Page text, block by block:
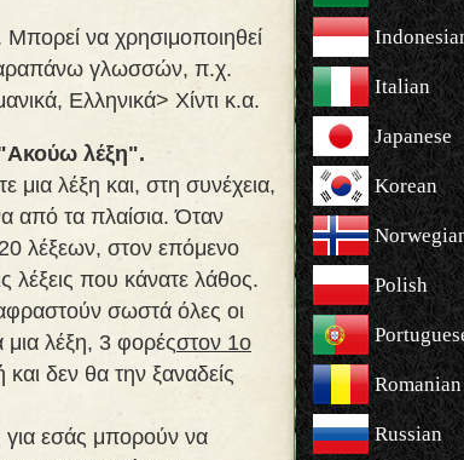
Μπορεί να χρησιμοποιηθεί
γλωσσών, π.χ.
Ελληνικά> Χίντι κ.α.
λέξη".
μια λέξη και, στη συνέχεια,
από τα πλαίσια. Όταν
λέξεων, στον επόμενο
λέξεις που κάνατε λάθος.
σωστά όλες οι
μια λέξη, 3 φορέςστον 1ο
και δεν θα την ξαναδείς
για εσάς μπορούν να
Italian
Japanese
Korean
Polish
Romanian
Russian